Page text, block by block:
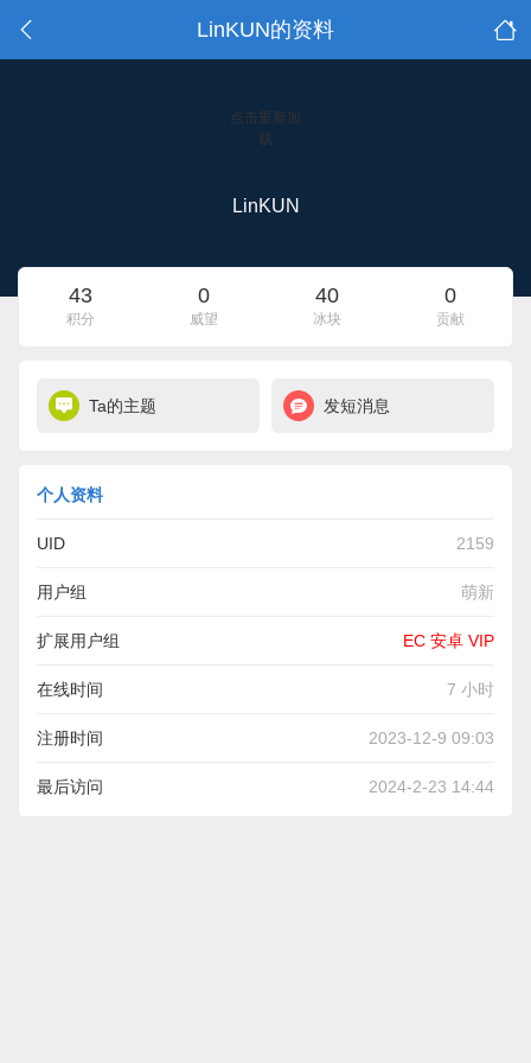
LinKUN的资料
点击重新加
载
LinKUN
43
积分
0
威望
40
冰块
0
贡献
Ta的主题 发短消息
个人资料
UID 2159
用户组 萌新
扩展用户组 EC 安卓 VIP
在线时间 7 小时
注册时间 2023-12-9 09:03
最后访问 2024-2-23 14:44